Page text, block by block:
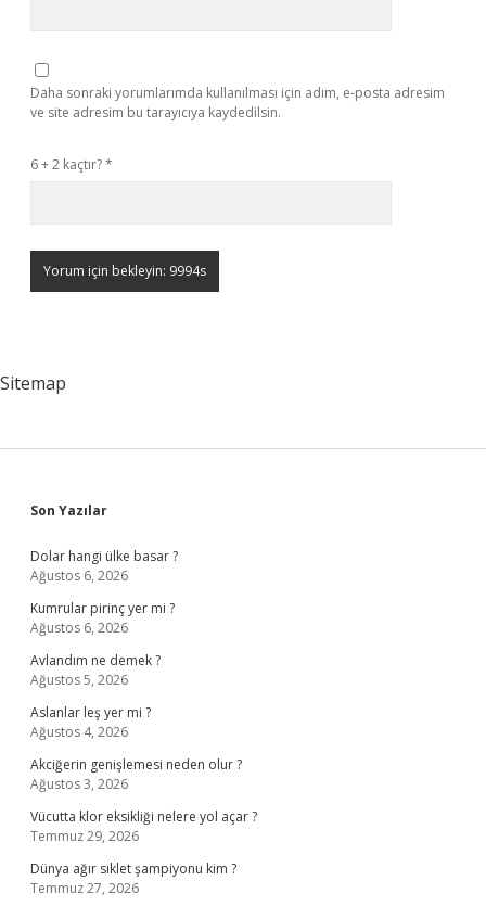
Daha sonraki yorumlarımda kullanılması için adım, e-posta adresim
ve site adresim bu tarayıcıya kaydedilsin.
6 + 2 kaçtır?*
Sitemap
Sidebar
Son Yazılar
Dolar hangi ülke basar ?
Ağustos 6, 2026
Kumrular pirinç yer mi ?
Ağustos 6, 2026
Avlandım ne demek ?
Ağustos 5, 2026
Aslanlar leş yer mi ?
Ağustos 4, 2026
Akciğerin genişlemesi neden olur ?
Ağustos 3, 2026
Vücutta klor eksikliği nelere yol açar ?
Temmuz 29, 2026
Dünya ağır sıklet şampiyonu kim ?
Temmuz 27, 2026